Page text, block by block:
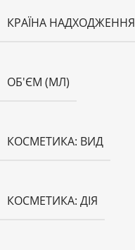
КРАЇНА НАДХОДЖЕННЯ
ОБ'ЄМ (МЛ)
КОСМЕТИКА: ВИД
КОСМЕТИКА: ДІЯ